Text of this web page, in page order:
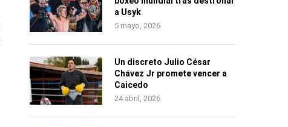
a Usyk
5 mayo, 2026
Un discreto Julio César
Chávez Jr promete vencer a
Caicedo
24 abril, 2026